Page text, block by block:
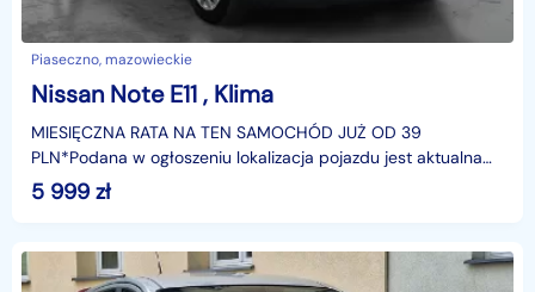
Piaseczno, mazowieckie
Nissan Note E11 , Klima
MIESIĘCZNA RATA NA TEN SAMOCHÓD JUŻ OD 39
PLN*Podana w ogłoszeniu lokalizacja pojazdu jest aktualna
na dzień wystawienia ogłoszenia. Przed przyjazdem do
salonu
5 999 zł